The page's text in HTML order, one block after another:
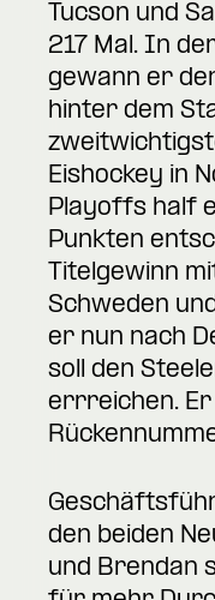
Tucson und
217 Mal. In
gewann er
hinter dem
Eishockey in
Playoffs half
Punkten
Titelgewinn
Schweden
er nun nach
soll den
errreichen.
den beiden
und Brendan